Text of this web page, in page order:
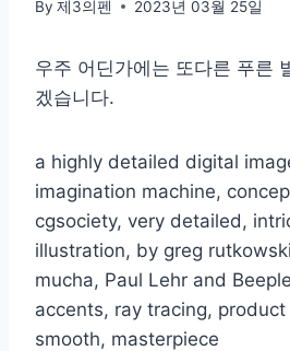
By 제3의펜 2023년 03월 25일
우주 어딘가에는 또다른 푸른
겠습니다.
a highly detailed digital
imagination machine,
cgsociety, very detailed,
illustration, by greg
mucha, Paul Lehr and
accents, ray tracing,
smooth, masterpiece